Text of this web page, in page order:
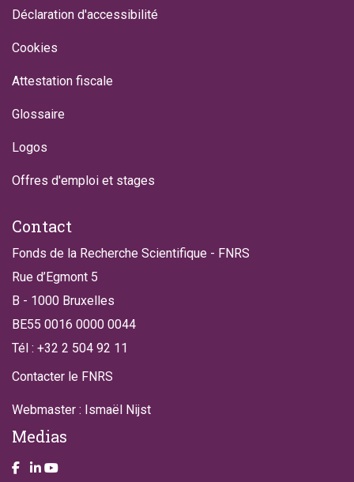
Déclaration d'accessibilité
Cookies
Attestation fiscale
Glossaire
Logos
Offres d'emploi et stages
Contact
Fonds de la Recherche Scientifique - FNRS
Rue d’Egmont 5
B - 1000 Bruxelles
BE55 0016 0000 0044
Tél : +32 2 504 92 11
Contacter le FNRS
Webmaster : Ismaël Nijst
Medias
Take a look on our facebook page
Take a look on our LinkendIn page